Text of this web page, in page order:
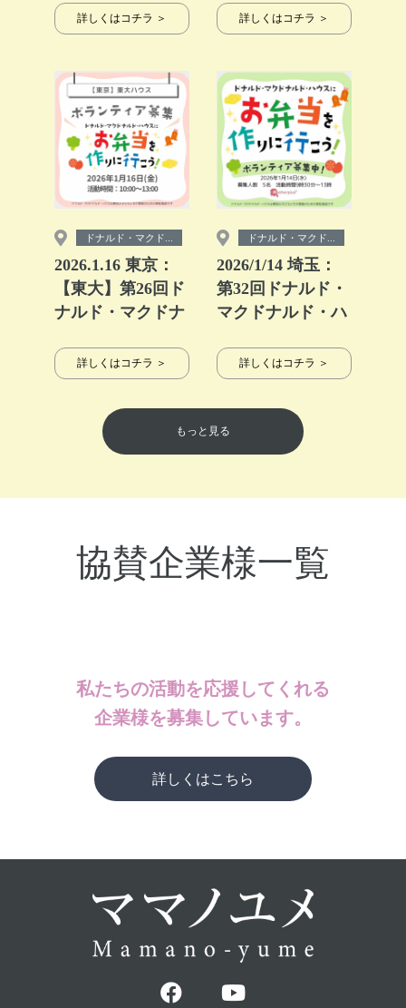
詳しくはコチラ ＞ 詳しくはコチラ ＞
ドナルド・マクド...
2026.1.16 東京：
【東大】第26回ド
ナルド・マクドナ
ルプログラム】
詳しくはコチラ ＞
ドナルド・マクド...
2026/1/14 埼玉：
第32回ドナルド・
マクドナルド・ハ
グラム】
詳しくはコチラ ＞
もっと見る
協賛企業様一覧
私たちの活動を応援してくれる
企業様を募集しています。
詳しくはこちら